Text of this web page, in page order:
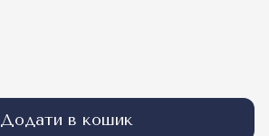
Додати в кошик